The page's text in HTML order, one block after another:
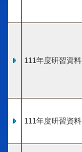
111年度研習資料
111年度研習資料